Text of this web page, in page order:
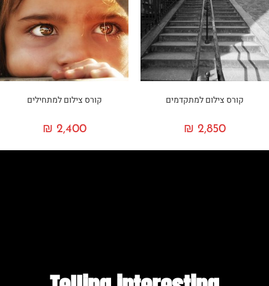
קורס צילום למתקדמים
₪ 2,850
קורס צילום למתחילים
₪ 2,400